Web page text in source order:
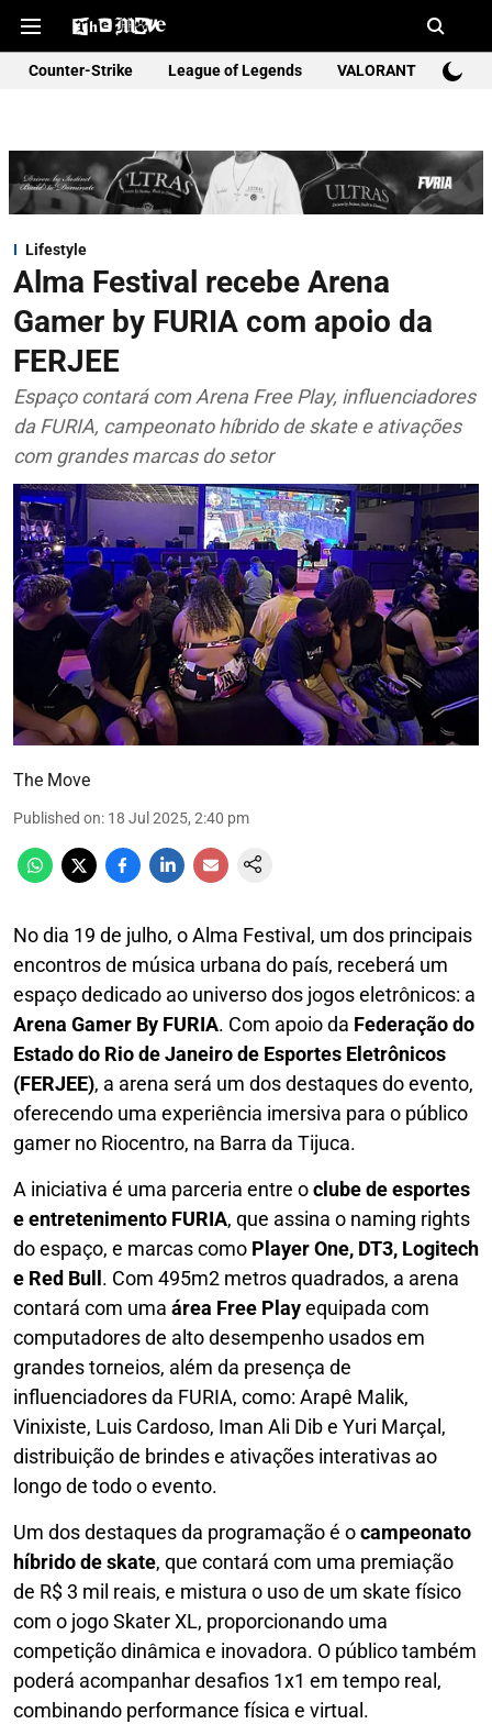
Counter-Strike League of Legends VALORANT
Lifestyle
Alma Festival recebe Arena
Gamer by FURIA com apoio da
FERJEE
Espaço contará com Arena Free Play, influenciadores
da FURIA, campeonato híbrido de skate e ativações
com grandes marcas do setor
The Move
Published on: 18 Jul 2025, 2:40 pm
No dia 19 de julho, o Alma Festival, um dos principais
encontros de música urbana do país, receberá um
espaço dedicado ao universo dos jogos eletrônicos: a
Arena Gamer By FURIA. Com apoio da Federação do
Estado do Rio de Janeiro de Esportes Eletrônicos
(FERJEE), a arena será um dos destaques do evento,
oferecendo uma experiência imersiva para o público
gamer no Riocentro, na Barra da Tijuca.
A iniciativa é uma parceria entre oclube de esportes
e entretenimento FURIA, que assina o naming rights
do espaço, e marcas como Player One, DT3, Logitech
e Red Bull . Com 495m2 metros quadrados, a arena
contará com uma área Free Playequipada com
computadores de alto desempenho usados em
grandes torneios, além da presença de
influenciadores da FURIA, como: Arapê Malik,
Vinixiste, Luis Cardoso, Iman Ali Dib e Yuri Marçal,
distribuição de brindes e ativações interativas ao
longo de todo o evento.
Um dos destaques da programação é ocampeonato
híbrido de skate, que contará com uma premiação
de R$ 3 mil reais, e mistura o uso de um skate físico
com o jogo Skater XL, proporcionando uma
competição dinâmica e inovadora. O público também
poderá acompanhar desafios 1x1 em tempo real,
combinando performance física e virtual.